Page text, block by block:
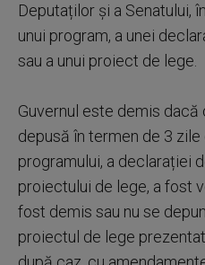
Deputaților și a Senatului,
unui program, a unei
sau a unui proiect de lege.
Guvernul este demis dacă
depusă în termen de 3
programului, a declarației
proiectului de lege, a fost
fost demis sau nu se
proiectul de lege